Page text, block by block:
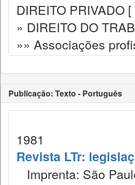
DIREITO PRIVADO [
» DIREITO DO
»» Associações
Publicação: Texto - Português
1981
Revista LTr:
Imprenta: São